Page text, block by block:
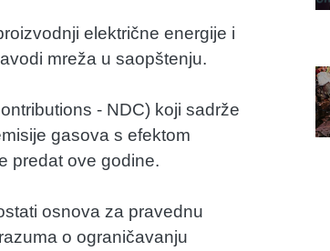
električne energije i
mreža u saopštenju.
- NDC) koji sadrže
gasova s efektom
predat ove godine.
osnova za pravednu
o ograničavanju